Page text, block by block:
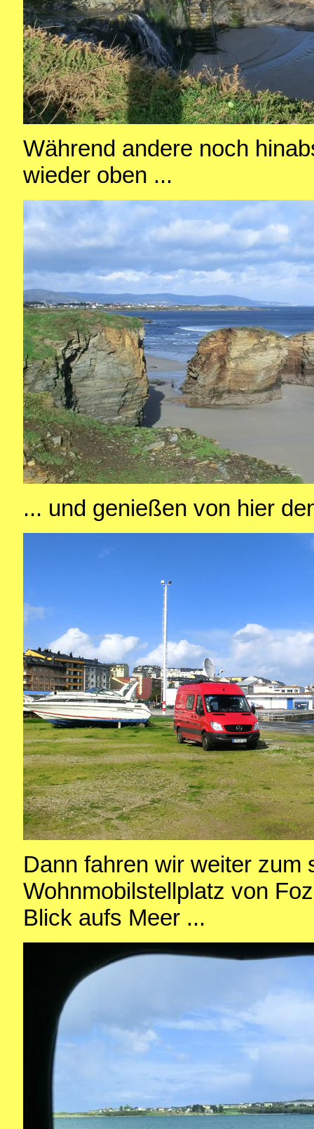
Während andere noch
wieder oben ...
... und genießen von hier
Dann fahren wir weiter zum
Wohnmobilstellplatz von
Blick aufs Meer ...